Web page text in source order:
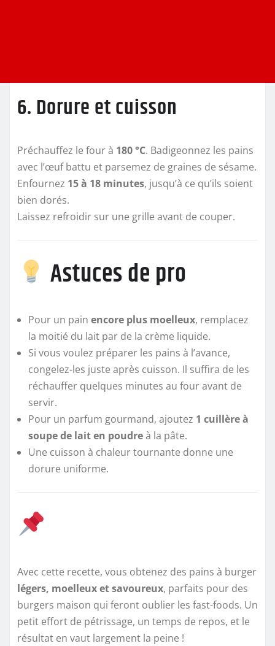
6. Dorure et cuisson
Préchauffez le four à 180 °C. Badigeonnez les pains
avec l’œuf battu et parsemez de graines de sésame.
Enfournez 15 à 18 minutes, jusqu’à ce qu’ils soient
bien dorés.
Laissez refroidir sur une grille avant de couper.
Astuces de pro
Pour un pain encore plus moelleux, remplacez
la moitié du lait par de la crème liquide.
Si vous voulez préparer les pains à l’avance,
congelez-les juste après cuisson. Il suffira de les
réchauffer quelques minutes au four avant de
servir.
Pour un parfum gourmand, ajoutez 1 cuillère à
soupe de lait en poudreà la pâte.
Une cuisson à chaleur tournante donne une
dorure uniforme.
Avec cette recette, vous obtenez des pains à burger
légers, moelleux et savoureux, parfaits pour des
burgers maison qui feront oublier les fast-foods. Un
petit effort de pétrissage, un temps de repos, et le
résultat en vaut largement la peine !